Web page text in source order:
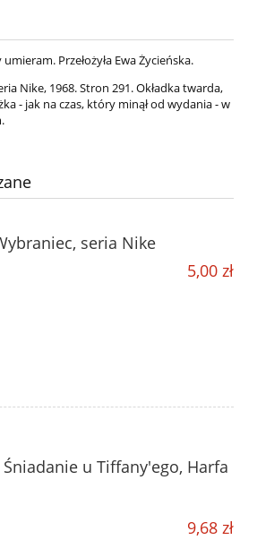
Przełożyła Ewa Życieńska.
Nike, 1968. Stron 291. Okładka twarda,
- jak na czas, który minął od wydania - w
seria Nike
5,00 zł
u Tiffany'ego, Harfa
9,68 zł